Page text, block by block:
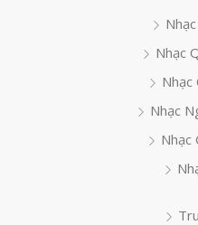
Nhạc
Nhạc
Nhạc
Nhạc